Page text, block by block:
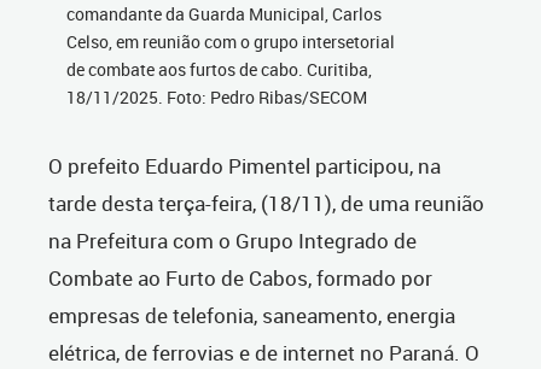
comandante da Guarda Municipal, Carlos
Celso, em reunião com o grupo intersetorial
de combate aos furtos de cabo. Curitiba,
18/11/2025. Foto: Pedro Ribas/SECOM
O prefeito Eduardo Pimentel participou, na
tarde desta terça-feira, (18/11), de uma reunião
na Prefeitura com o Grupo Integrado de
Combate ao Furto de Cabos, formado por
empresas de telefonia, saneamento, energia
elétrica, de ferrovias e de internet no Paraná. O